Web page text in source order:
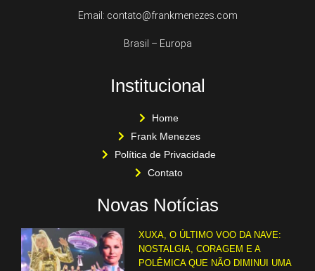
Email: contato@frankmenezes.com
Brasil – Europa
Institucional
Home
Frank Menezes
Política de Privacidade
Contato
Novas Notícias
XUXA, O ÚLTIMO VOO DA NAVE:
NOSTALGIA, CORAGEM E A
POLÊMICA QUE NÃO DIMINUI UMA